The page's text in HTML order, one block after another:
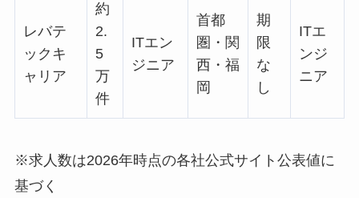
レバテ
ックキ
ャリア
約
2.
5
万
件
ITエン
ジニア
首都
圏・関
西・福
岡
期
限
な
し
ITエ
ンジ
ニア
※求人数は2026年時点の各社公式サイト公表値に
基づく